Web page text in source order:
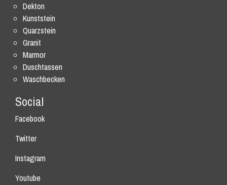
Dekton
Kunststein
Quarzstein
Granit
Marmor
Duschtassen
Waschbecken
Social
Facebook
Twitter
Instagram
Youtube